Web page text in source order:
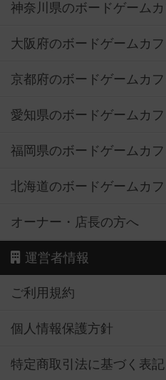
神奈川県のボードゲームカ
大阪府のボードゲームカフ
京都府のボードゲームカフ
愛知県のボードゲームカフ
福岡県のボードゲームカフ
北海道のボードゲームカフ
オーナー・店長の方へ
運営者情報
ご利用規約
個人情報保護方針
特定商取引法に基づく表記